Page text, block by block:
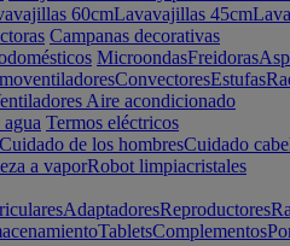
60cmLavavajillas 45cm
Campanas decorativas
MicroondasFreidoras
ConvectoresEstufas
Aire acondicionado
Termos eléctricos
Cuidado de los hombresCuidado
a vaporRobot limpiacristales
AdaptadoresReproductores
TabletsComplementos